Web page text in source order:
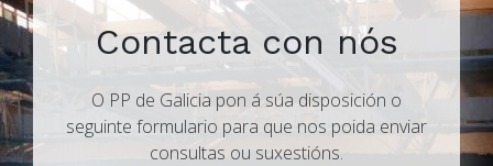
Contacta con nós
O PP de Galicia pon á súa disposición o
seguinte formulario para que nos poida enviar
consultas ou suxestións.